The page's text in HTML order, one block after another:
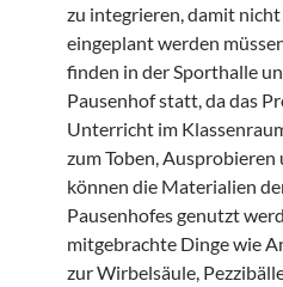
zu integrieren, damit
eingeplant werden
finden in der Sporthalle
Pausenhof statt, da das
Unterricht im
zum Toben, Ausprobieren
können die Materialien
Pausenhofes genutzt
mitgebrachte Dinge wie
zur Wirbelsäule,